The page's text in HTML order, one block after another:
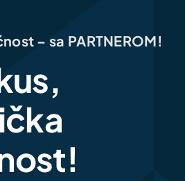
– sa PARTNEROM!